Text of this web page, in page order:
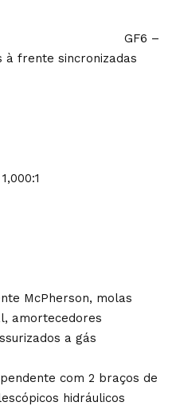
GF6 –
à frente sincronizadas
molas
amortecedores
a gás
com 2 braços de
hidráulicos